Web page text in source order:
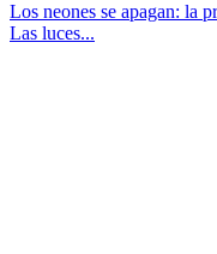
Los neones se apagan: la
Las luces...